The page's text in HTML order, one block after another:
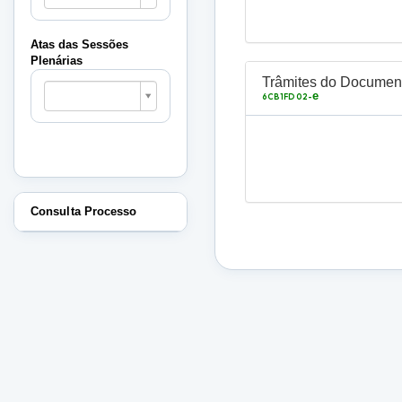
Sessões
Plenárias
Atas das Sessões
Plenárias
Atas
Sessões
Plenárias
Consulta Processo
Trâmites do
6CB1FD02-e